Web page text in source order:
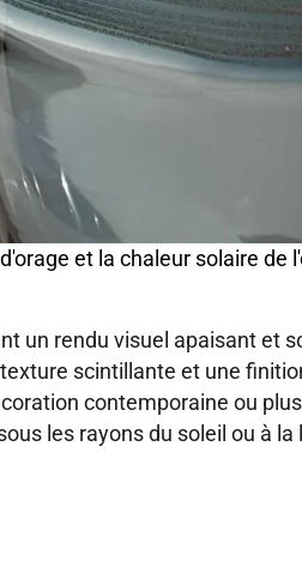
et la chaleur solaire de
un rendu visuel apaisant et
scintillante et une
contemporaine ou
les rayons du soleil ou à la